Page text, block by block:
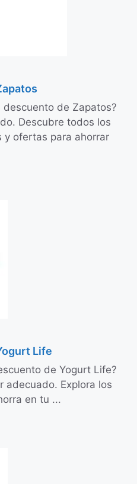
de Zapatos?
Descubre todos los
y ofertas para ahorrar
Life
de Yogurt Life?
adecuado. Explora los
en tu ...